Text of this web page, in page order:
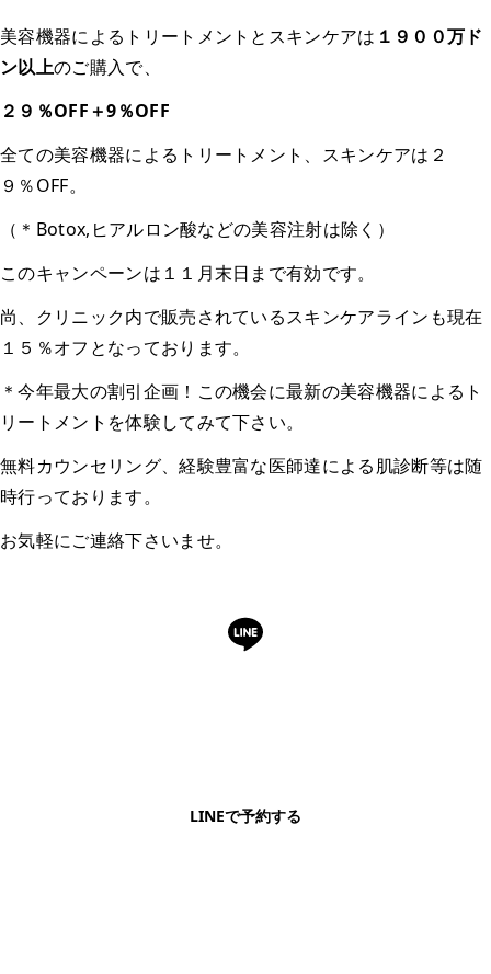
美容機器によるトリートメントとスキンケアは １９００万ド
ン以上のご購入で、
２９％OFF＋9％OFF
全ての美容機器によるトリートメント、スキンケアは２
９％OFF。
（＊Botox,ヒアルロン酸などの美容注射は除く）
このキャンペーンは１１月末日まで有効です。
尚、クリニック内で販売されているスキンケアラインも現在
１５％オフとなっております。
＊今年最大の割引企画！この機会に最新の美容機器によるト
リートメントを体験してみて下さい。
無料カウンセリング、経験豊富な医師達による肌診断等は随
時行っております。
お気軽にご連絡下さいませ。
LINEで予約する